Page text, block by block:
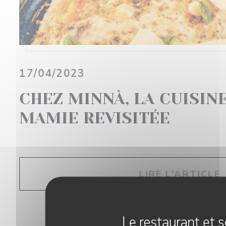
Le restaurant et
CHEZ MINNÀ, LA
MAMIE REVISITÉE
17/04/2023
LIRE L'ARTICLE